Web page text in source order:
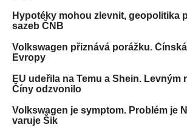
Hypotéky mohou zlevnit, geopolitika
sazeb ČNB
Volkswagen přiznává porážku.
Evropy
EU udeřila na Temu a Shein. Levným
Číny odzvonilo
Volkswagen je symptom. Problém je
varuje Šik